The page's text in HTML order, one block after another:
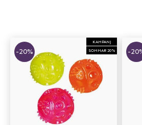
KAMPANJ
SOMMAR 20%
-20% -